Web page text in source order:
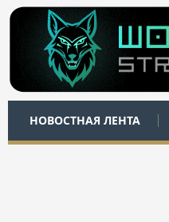
НОВОСТНАЯ ЛЕНТА